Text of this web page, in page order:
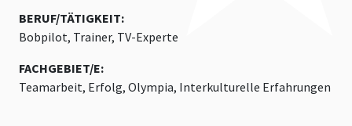
BERUF/TÄTIGKEIT:
Bobpilot, Trainer, TV-Experte
FACHGEBIET/E:
Teamarbeit, Erfolg, Olympia, Interkulturelle Erfahrungen